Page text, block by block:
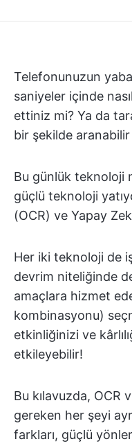
Telefonunuzun
saniyeler içinde
ettiniz mi? Ya da
bir şekilde
Bu günlük teknoloji
güçlü teknoloji
(OCR) ve Yapay
Her iki teknoloji de
devrim niteliğinde
amaçlara hizmet
kombinasyonu)
etkinliğinizi ve
etkileyebilir!
Bu kılavuzda, OCR
gereken her şeyi
farkları, güçlü